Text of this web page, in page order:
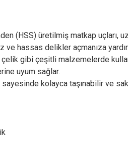
(HSS) üretilmiş matkap uçları,
hassas delikler açmanıza
çelik gibi çeşitli malzemelerde
uyum sağlar.
sayesinde kolayca taşınabilir ve